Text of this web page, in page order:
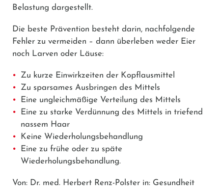
Belastung dargestellt.
Die beste Prävention besteht darin, nachfolgende
Fehler zu vermeiden – dann überleben weder Eier
noch Larven oder Läuse:
Zu kurze Einwirkzeiten der Kopflausmittel
Zu sparsames Ausbringen des Mittels
Eine ungleichmäßige Verteilung des Mittels
Eine zu starke Verdünnung des Mittels in triefend
nassem Haar
Keine Wiederholungsbehandlung
Eine zu frühe oder zu späte
Wiederholungsbehandlung.
Von: Dr. med. Herbert Renz-Polster in: Gesundheit